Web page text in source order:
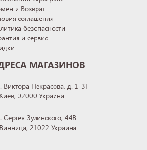
и Возврат
соглашения
безопасности
и сервис
МАГАЗИНОВ
Виктора Некрасова, д. 1-3Г
Киев, 02000 Украина
Сергея Зулинского, 44В
Винница, 21022 Украина